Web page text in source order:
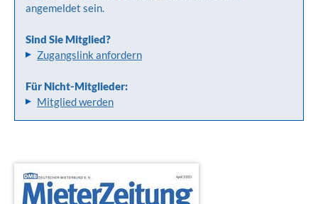
angemeldet sein.
Sind Sie Mitglied?
Zugangslink anfordern
Für Nicht-Mitglieder:
Mitglied werden